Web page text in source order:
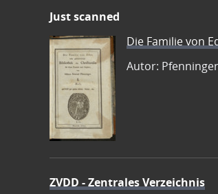
Just scanned
Die Familie von
Autor:
ZVDD - Zentrales Verzeichnis